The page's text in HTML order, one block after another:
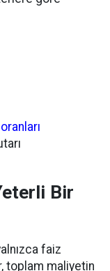
Bir
faiz
toplam maliyetin